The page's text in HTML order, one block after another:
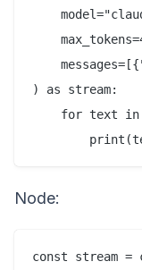
) as stream:
for text
Node:
const stream =